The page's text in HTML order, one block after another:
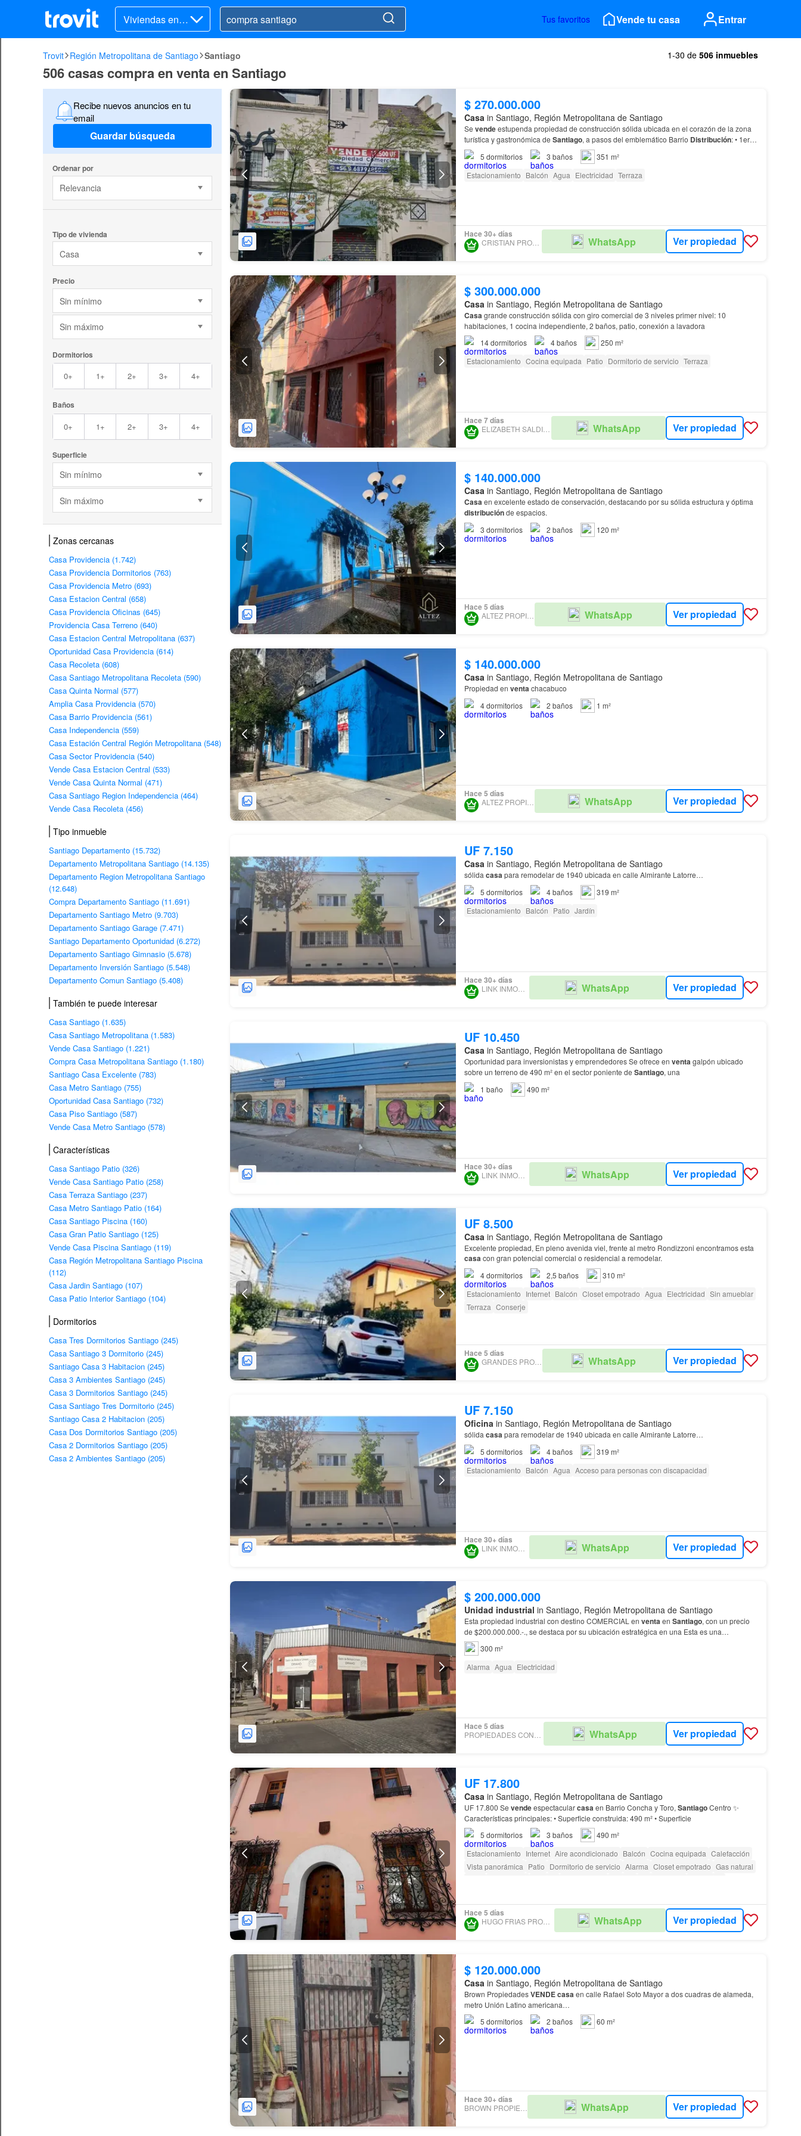
Viviendas en v
enta
Tus favoritos Vende tu casa Entrar
Trovit Región Metropolitana de Santiago Santiago 1-30 de 506 inmuebles
506 casas compra en venta en Santiago
Recibe nuevos anuncios en tu
email
Guardar búsqueda
Ordenar por
Relevancia
Tipo de vivienda
Casa
Precio
Sin mínimo
Sin máximo
Dormitorios
0+ 1+ 2+ 3+ 4+
Baños
0+ 1+ 2+ 3+ 4+
Superficie
Sin mínimo
Sin máximo
Zonas cercanas
Casa Providencia (1.742)
Casa Providencia Dormitorios (763)
Casa Providencia Metro (693)
Casa Estacion Central (658)
Casa Providencia Oficinas (645)
Providencia Casa Terreno (640)
Casa Estacion Central Metropolitana (637)
Oportunidad Casa Providencia (614)
Casa Recoleta (608)
Casa Santiago Metropolitana Recoleta (590)
Casa Quinta Normal (577)
Amplia Casa Providencia (570)
Casa Barrio Providencia (561)
Casa Independencia (559)
Casa Estación Central Región Metropolitana (548)
Casa Sector Providencia (540)
Vende Casa Estacion Central (533)
Vende Casa Quinta Normal (471)
Casa Santiago Region Independencia (464)
Vende Casa Recoleta (456)
Tipo inmueble
Santiago Departamento (15.732)
Departamento Metropolitana Santiago (14.135)
Departamento Region Metropolitana Santiago
(12.648)
Compra Departamento Santiago (11.691)
Departamento Santiago Metro (9.703)
Departamento Santiago Garage (7.471)
Santiago Departamento Oportunidad (6.272)
Departamento Santiago Gimnasio (5.678)
Departamento Inversión Santiago (5.548)
Departamento Comun Santiago (5.408)
También te puede interesar
Casa Santiago (1.635)
Casa Santiago Metropolitana (1.583)
Vende Casa Santiago (1.221)
Compra Casa Metropolitana Santiago (1.180)
Santiago Casa Excelente (783)
Casa Metro Santiago (755)
Oportunidad Casa Santiago (732)
Casa Piso Santiago (587)
Vende Casa Metro Santiago (578)
Características
Casa Santiago Patio (326)
Vende Casa Santiago Patio (258)
Casa Terraza Santiago (237)
Casa Metro Santiago Patio (164)
Casa Santiago Piscina (160)
Casa Gran Patio Santiago (125)
Vende Casa Piscina Santiago (119)
Casa Región Metropolitana Santiago Piscina
(112)
Casa Jardin Santiago (107)
Casa Patio Interior Santiago (104)
Dormitorios
Casa Tres Dormitorios Santiago (245)
Casa Santiago 3 Dormitorio (245)
Santiago Casa 3 Habitacion (245)
Casa 3 Ambientes Santiago (245)
Casa 3 Dormitorios Santiago (245)
Casa Santiago Tres Dormitorio (245)
Santiago Casa 2 Habitacion (205)
Casa Dos Dormitorios Santiago (205)
Casa 2 Dormitorios Santiago (205)
Casa 2 Ambientes Santiago (205)
$ 270.000.000
Casain Santiago, Región Metropolitana de Santiago
Se vendeestupenda propiedad de construcción sólida ubicada en el corazón de la zona
turística y gastronómica de Santiago, a pasos del emblemático Barrio Distribución: • 1er
Piso (Potencial de Ingresos): 2 Locales comerciale…
5 dormitorios 3 baños
351 m²
Estacionamiento Balcón Agua Electricidad Terraza
Hace 30+ días
CRISTIAN PROPIEDADES. WhatsApp Ver propiedad
$ 300.000.000
Casa in Santiago, Región Metropolitana de Santiago
Casagrande construcción sólida con giro comercial de 3 niveles primer nivel: 10
habitaciones, 1 cocina independiente, 2 baños, patio, conexión a lavadora
14dormitorios 4baños
250 m²
Estacionamiento Cocina equipada Patio Dormitorio de servicio Terraza
Hace 7 días
ELIZABETH SALDIAS OYARZÚN WhatsApp Ver propiedad
$ 140.000.000
Casa in Santiago, Región Metropolitana de Santiago
Casaen excelente estado de conservación, destacando por su sólida estructura y óptima
distribuciónde espacios.
3 dormitorios 2 baños 120 m²
Hace 5 días
ALTEZ PROPIEDADES WhatsApp Ver propiedad
$ 140.000.000
Casa in Santiago, Región Metropolitana de Santiago
Propiedad en ventachacabuco
4dormitorios 2 baños 1 m²
Hace 5 días
ALTEZ PROPIEDADES WhatsApp Ver propiedad
UF 7.150
Casa in Santiago, Región Metropolitana de Santiago
sólida casapara remodelar de 1940 ubicada en calle Almirante Latorre…
5 dormitorios 4baños
319 m²
Estacionamiento Balcón Patio Jardín
Hace 30+ días
LINK INMOBILIARIO WhatsApp Ver propiedad
UF 10.450
Casa in Santiago, Región Metropolitana de Santiago
Oportunidad para inversionistas y emprendedores Se ofrece en ventagalpón ubicado
sobre un terreno de 490 m² en el sector poniente de Santiago, una
1 baño 490 m²
Hace 30+ días
LINK INMOBILIARIO WhatsApp Ver propiedad
UF 8.500
Casa in Santiago, Región Metropolitana de Santiago
Excelente propiedad, En pleno avenida viel, frente al metro Rondizzoni encontramos esta
casacon gran potencial comercial o residencial a remodelar.
4dormitorios 2,5 baños
310 m²
Estacionamiento Internet Balcón Closet empotrado Agua Electricidad Sin amueblar
Terraza Conserje
Hace 5 días
GRANDES PROPIEDADES WhatsApp Ver propiedad
UF 7.150
Oficina in Santiago, Región Metropolitana de Santiago
sólida casapara remodelar de 1940 ubicada en calle Almirante Latorre…
5 dormitorios 4baños
319 m²
Estacionamiento Balcón Agua Acceso para personas con discapacidad
Hace 30+ días
LINK INMOBILIARIO WhatsApp Ver propiedad
$ 200.000.000
Unidad industrial in Santiago, Región Metropolitana de Santiago
Esta propiedad industrial con destino COMERCIAL en ventaen Santiago, con un precio
de $200.000.000.-., se destaca por su ubicación estratégica en una Esta es una
oportunidad única para adquirir un espacio industrial en una u…
300 m²
Alarma Agua Electricidad
Hace 5 días
WhatsApp Ver propiedad
UF 17.800
Casa in Santiago, Región Metropolitana de Santiago
UF 17.800 Se vendeespectacularcasaen Barrio Concha y Toro, SantiagoCentro ✨
Características principales: • Superficie construida: 490 m² • Superficie
5 dormitorios 3 baños
490 m²
Estacionamiento Internet Aire acondicionado Balcón Cocina equipada Calefacción
Vista panorámica Patio Dormitorio de servicio Alarma Closet empotrado Gas natural
Hace 5 días
HUGO FRIAS PROPIEDADES S.A. WhatsApp Ver propiedad
$ 120.000.000
Casa in Santiago, Región Metropolitana de Santiago
Brown PropiedadesVENDEcasaen calle Rafael Soto Mayor a dos cuadras de alameda,
metro Unión Latino americana…
5 dormitorios 2 baños 60 m²
Hace 30+ días
WhatsApp Ver propiedad